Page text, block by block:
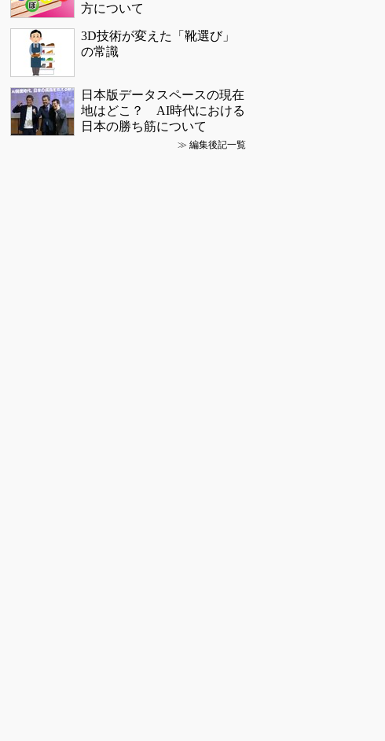
方について
3D技術が変えた「靴選び」
の常識
日本版データスペースの現在
地はどこ？ AI時代における
日本の勝ち筋について
≫ 編集後記一覧